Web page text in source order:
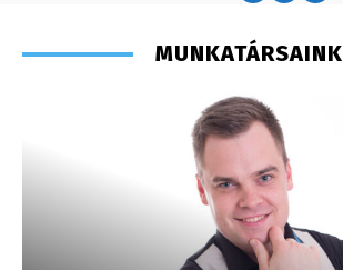
MUNKATÁRSAINK